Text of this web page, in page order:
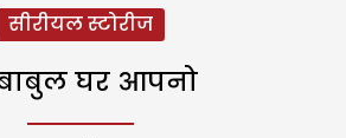
सीरीयल स्टोरीज
घर आपनो